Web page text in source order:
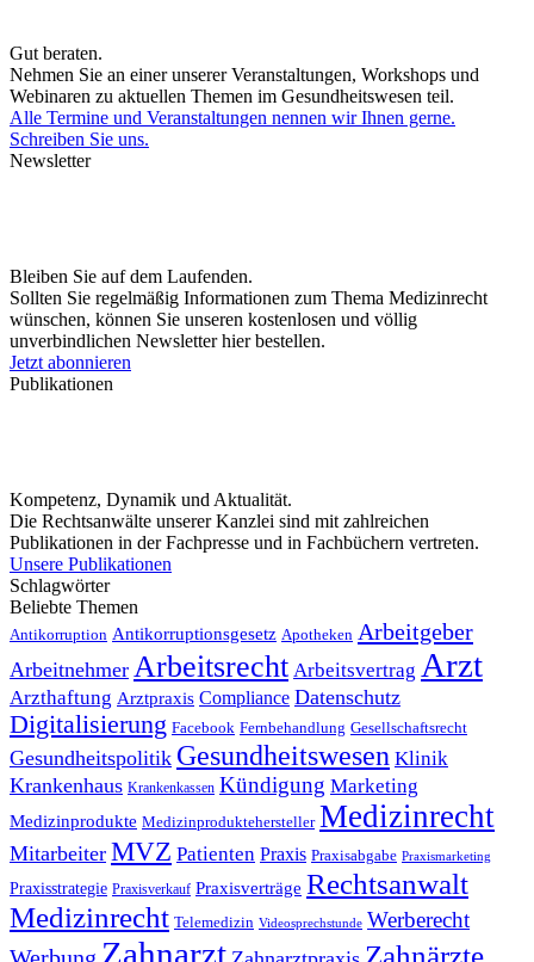
Gut beraten.
Nehmen Sie an einer unserer Veranstaltungen, Workshops und
Webinaren zu aktuellen Themen im Gesundheitswesen teil.
Alle Termine und Veranstaltungen nennen wir Ihnen gerne.
Schreiben Sie uns.
Newsletter
Bleiben Sie auf dem Laufenden.
Sollten Sie regelmäßig Informationen zum Thema Medizinrecht
wünschen, können Sie unseren kostenlosen und völlig
unverbindlichen Newsletter hier bestellen.
Jetzt abonnieren
Publikationen
Kompetenz, Dynamik und Aktualität.
Die Rechtsanwälte unserer Kanzlei sind mit zahlreichen
Publikationen in der Fachpresse und in Fachbüchern vertreten.
Unsere Publikationen
Schlagwörter
Beliebte Themen
Antikorruption Antikorruptionsgesetz Apotheken Arbeitgeber
Arbeitnehmer Arbeitsrecht Arbeitsvertrag Arzt
Arzthaftung Arztpraxis Compliance Datenschutz
Digitalisierung Facebook Fernbehandlung Gesellschaftsrecht
Gesundheitspolitik Gesundheitswesen Klinik
Krankenhaus Krankenkassen Kündigung Marketing
Medizinprodukte Medizinproduktehersteller Medizinrecht
Mitarbeiter MVZ Patienten Praxis Praxisabgabe Praxismarketing
Praxisstrategie Praxisverkauf Praxisverträge Rechtsanwalt
Medizinrecht Telemedizin Videosprechstunde Werberecht
Zahnarzt Zahnärzte